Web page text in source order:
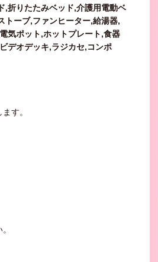
,折りたたみベッド,介護用電動ベ
ーブ,ファンヒーター,給湯器,
気ポット,ホットプレート,食器
デオデッキ,ラジカセ,コンポ
す。